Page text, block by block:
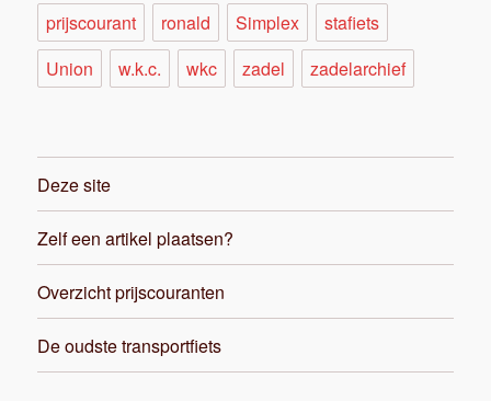
prijscourant
ronald Simplex
stafiets
Union
w.k.c. wkc zadel zadelarchief
Deze site
Zelf een artikel plaatsen?
Overzicht prijscouranten
De oudste transportfiets